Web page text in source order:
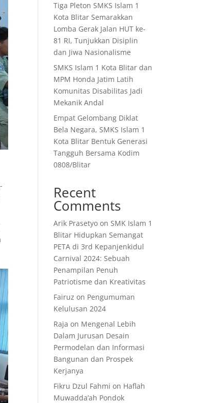
Tiga Pleton SMKS Islam 1
Kota Blitar Semarakkan
Lomba Gerak Jalan HUT ke-
81 RI, Tunjukkan Disiplin
dan Jiwa Nasionalisme
SMKS Islam 1 Kota Blitar dan
MPM Honda Jatim Latih
Komunitas Disabilitas Jadi
Mekanik Andal
Empat Gelombang Diklat
Bela Negara, SMKS Islam 1
Kota Blitar Bentuk Generasi
Tangguh Bersama Kodim
0808/Blitar
Recent
Comments
Arik Prasetyo onSMK Islam 1
Blitar Hidupkan Semangat
PETA di 3rd Kepanjenkidul
Carnival 2024: Sebuah
Penampilan Penuh
Patriotisme dan Kreativitas
Fairuz on Pengumuman
Kelulusan 2024
Raja on Mengenal Lebih
Dalam Jurusan Desain
Permodelan dan Informasi
Bangunan dan Prospek
Kerjanya
Fikru Dzul Fahmi on Haflah
Muwadda’ah Pondok